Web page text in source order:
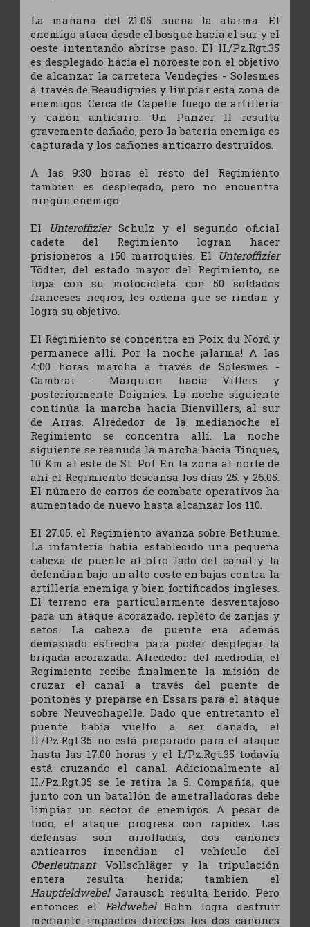
La mañana del 21.05. suena la alarma. El
enemigo ataca desde el bosque hacia el sur y el
oeste intentando abrirse paso. El II./Pz.Rgt.35
es desplegado hacia el noroeste con el objetivo
de alcanzar la carretera Vendegies - Solesmes
a través de Beaudignies y limpiar esta zona de
enemigos. Cerca de Capelle fuego de artillería
y cañón anticarro. Un Panzer II resulta
gravemente dañado, pero la batería enemiga es
capturada y los cañones anticarro destruidos.
A las 9:30 horas el resto del Regimiento
tambien es desplegado, pero no encuentra
ningún enemigo.
El UnteroffizierSchulz y el segundo oficial
cadete del Regimiento logran hacer
prisioneros a 150 marroquíes. El
Unteroffizier
Tödter, del estado mayor del Regimiento, se
topa con su motocicleta con 50 soldados
franceses negros, les ordena que se rindan y
logra su objetivo.
El Regimiento se concentra en Poix du Nord y
permanece allí. Por la noche ¡alarma! A las
4:00 horas marcha a través de Solesmes -
Cambrai - Marquion hacia Villers y
posteriormente Doignies. La noche siguiente
continúa la marcha hacia Bienvillers, al sur
de Arras. Alrededor de la medianoche el
Regimiento se concentra allí. La noche
siguiente se reanuda la marcha hacia Tinques,
10 Km al este de St. Pol. En la zona al norte de
ahí el Regimiento descansa los días 25. y 26.05.
El número de carros de combate operativos ha
aumentado de nuevo hasta alcanzar los 110.
El 27.05. el Regimiento avanza sobre Bethume.
La infantería había establecido una pequeña
cabeza de puente al otro lado del canal y la
defendían bajo un alto coste en bajas contra la
artillería enemiga y bien fortificados ingleses.
El terreno era particularmente desventajoso
para un ataque acorazado, repleto de zanjas y
setos. La cabeza de puente era además
demasiado estrecha para poder desplegar la
brigada acorazada. Alrededor del mediodía, el
Regimiento recibe finalmente la misión de
cruzar el canal a través del puente de
pontones y preparse en Essars para el ataque
sobre Neuvechapelle. Dado que entretanto el
puente había vuelto a ser dañado, el
II./Pz.Rgt.35 no está preparado para el ataque
hasta las 17:00 horas y el I./Pz.Rgt.35 todavía
está cruzando el canal. Adicionalmente al
II./Pz.Rgt.35 se le retira la 5. Compañía, que
junto con un batallón de ametralladoras debe
limpiar un sector de enemigos. A pesar de
todo, el ataque progresa con rapidez. Las
defensas son arrolladas, dos cañones
anticarros incendian el vehículo del
OberleutnantVollschläger y la tripulación
entera resulta herida; tambien el
HauptfeldwebelJarausch resulta herido. Pero
entonces el
FeldwebelBohn logra destruir
mediante impactos directos los dos cañones